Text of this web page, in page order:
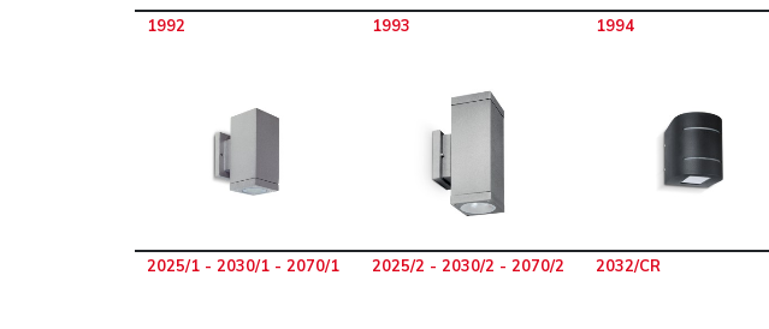
1992 1993 1994
2025/1 - 2030/1 - 2070/1 2025/2 - 2030/2 - 2070/2 2032/CR